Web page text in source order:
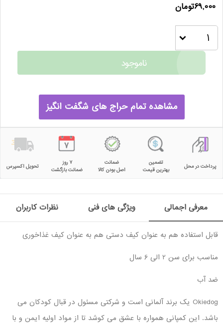
69,000تومان
ناموجود
مشاهده تمام حراج های شگفت انگیز
پرداخت در محل
تضمین
بهترین قیمت
ضمانت
اصل بودن کالا
۷ روز
ضمانت بازگشت
تحویل اکسپرس
معرفی اجمالی ویژگی های فنی نظرات کاربران
قابل استفاده هم به عنوان کیف دستی هم به عنوان کیف غذاخوری
مناسب برای سن 2 الی 6 سال
ضد آب
Okiedog یک برند آلمانی است و شرکتی مسئول در قبال کودکان می
باشد. این کمپانی همواره با عشق می کوشد تا از مواد اولیه ایمن و با